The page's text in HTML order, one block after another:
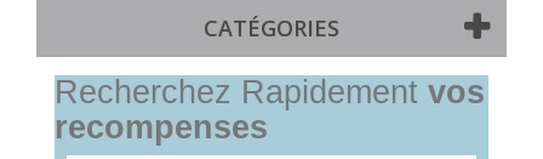
CATÉGORIES
Recherchez Rapidement vos
recompenses